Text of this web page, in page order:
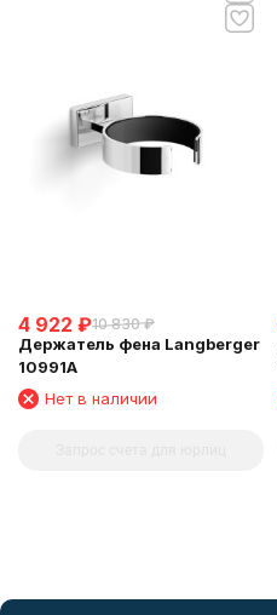
4 922 ₽10 830 ₽
Держатель фена Langberger
10991A
Нет в наличии